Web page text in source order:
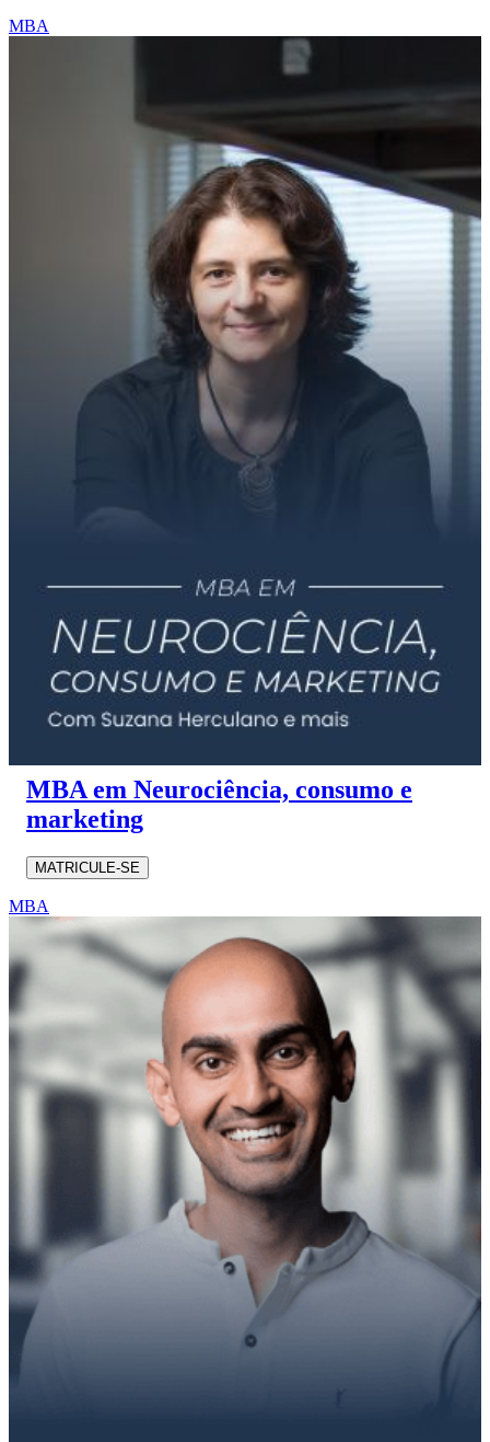
MBA
MBA em Neurociência, consumo e
marketing
MATRICULE-SE
MBA